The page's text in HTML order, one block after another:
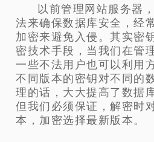
以前管理网站服务器
法来确保数据库安全，经
加密来避免入侵。其实密
密技术手段，当我们在管
一些不法用户也可以利用
不同版本的密钥对不同的
理的话，大大提高了数据
但我们必须保证，解密时
本，加密选择最新版本。